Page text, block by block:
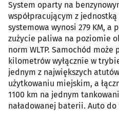
System oparty na
współpracującym z
systemowa wynosi 279 KM,
zużycie paliwa na poziomie
norm WLTP. Samochód może
kilometrów wyłącznie w
jednym z największych
użytkowaniu miejskim, a
1100 km na jednym
naładowanej baterii. Auto do